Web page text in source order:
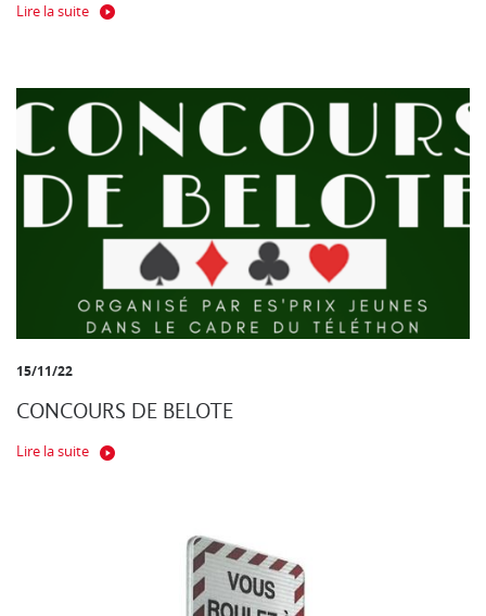
Lire la suite
15/11/22
CONCOURS DE BELOTE
Lire la suite